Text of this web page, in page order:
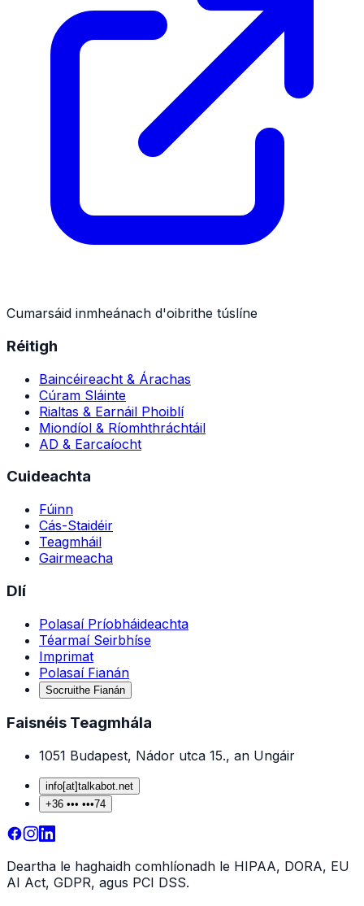
Cumarsáid inmheánach d'oibrithe túslíne
Réitigh
Baincéireacht & Árachas
Cúram Sláinte
Rialtas & Earnáil Phoiblí
Miondíol & Ríomhthráchtáil
AD & Earcaíocht
Cuideachta
Fúinn
Cás-Staidéir
Teagmháil
Gairmeacha
Dlí
Polasaí Príobháideachta
Téarmaí Seirbhíse
Imprimat
Polasaí Fianán
Socruithe Fianán
Faisnéis Teagmhála
1051 Budapest, Nádor utca 15., an Ungáir
info[at]talkabot.net
+36 ••• •••74
Deartha le haghaidh comhlíonadh le HIPAA, DORA, EU
AI Act, GDPR, agus PCI DSS.